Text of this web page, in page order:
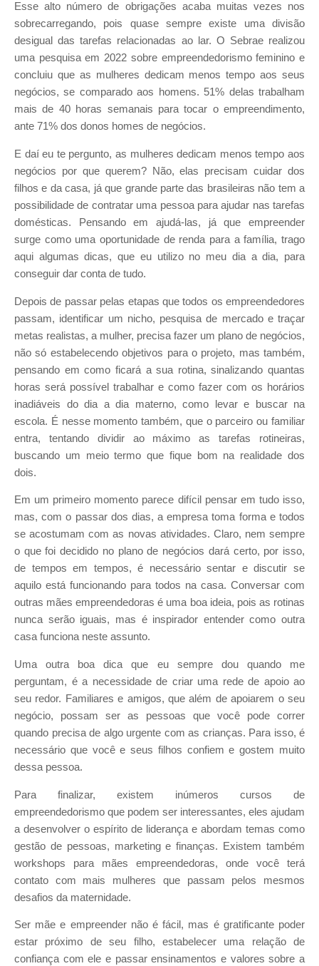
Esse alto número de obrigações acaba muitas vezes nos
sobrecarregando, pois quase sempre existe uma divisão
desigual das tarefas relacionadas ao lar. O Sebrae realizou
uma pesquisa em 2022 sobre empreendedorismo feminino e
concluiu que as mulheres dedicam menos tempo aos seus
negócios, se comparado aos homens. 51% delas trabalham
mais de 40 horas semanais para tocar o empreendimento,
ante 71% dos donos homes de negócios.
E daí eu te pergunto, as mulheres dedicam menos tempo aos
negócios por que querem? Não, elas precisam cuidar dos
filhos e da casa, já que grande parte das brasileiras não tem a
possibilidade de contratar uma pessoa para ajudar nas tarefas
domésticas. Pensando em ajudá-las, já que empreender
surge como uma oportunidade de renda para a família, trago
aqui algumas dicas, que eu utilizo no meu dia a dia, para
conseguir dar conta de tudo.
Depois de passar pelas etapas que todos os empreendedores
passam, identificar um nicho, pesquisa de mercado e traçar
metas realistas, a mulher, precisa fazer um plano de negócios,
não só estabelecendo objetivos para o projeto, mas também,
pensando em como ficará a sua rotina, sinalizando quantas
horas será possível trabalhar e como fazer com os horários
inadiáveis do dia a dia materno, como levar e buscar na
escola. É nesse momento também, que o parceiro ou familiar
entra, tentando dividir ao máximo as tarefas rotineiras,
buscando um meio termo que fique bom na realidade dos
dois.
Em um primeiro momento parece difícil pensar em tudo isso,
mas, com o passar dos dias, a empresa toma forma e todos
se acostumam com as novas atividades. Claro, nem sempre
o que foi decidido no plano de negócios dará certo, por isso,
de tempos em tempos, é necessário sentar e discutir se
aquilo está funcionando para todos na casa. Conversar com
outras mães empreendedoras é uma boa ideia, pois as rotinas
nunca serão iguais, mas é inspirador entender como outra
casa funciona neste assunto.
Uma outra boa dica que eu sempre dou quando me
perguntam, é a necessidade de criar uma rede de apoio ao
seu redor. Familiares e amigos, que além de apoiarem o seu
negócio, possam ser as pessoas que você pode correr
quando precisa de algo urgente com as crianças. Para isso, é
necessário que você e seus filhos confiem e gostem muito
dessa pessoa.
Para finalizar, existem inúmeros cursos de
empreendedorismo que podem ser interessantes, eles ajudam
a desenvolver o espírito de liderança e abordam temas como
gestão de pessoas, marketing e finanças. Existem também
workshops para mães empreendedoras, onde você terá
contato com mais mulheres que passam pelos mesmos
desafios da maternidade.
Ser mãe e empreender não é fácil, mas é gratificante poder
estar próximo de seu filho, estabelecer uma relação de
confiança com ele e passar ensinamentos e valores sobre a